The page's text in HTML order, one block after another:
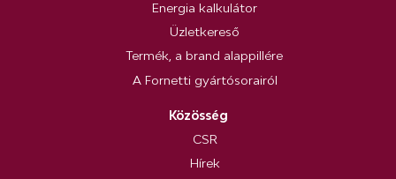
Energia kalkulátor
Üzletkereső
Termék, a brand alappillére
A Fornetti gyártósorairól
Közösség
CSR
Hírek